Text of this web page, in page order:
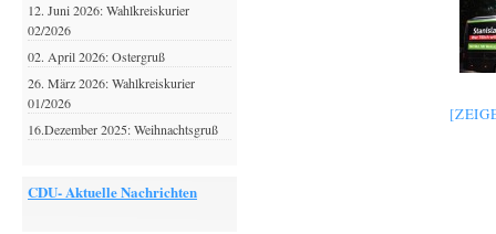
12. Juni 2026: Wahlkreiskurier
02/2026
02. April 2026: Ostergruß
26. März 2026: Wahlkreiskurier
01/2026
16.Dezember 2025: Weihnachtsgruß
CDU- Aktuelle Nachrichten